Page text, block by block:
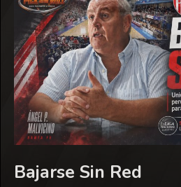
Bajarse Sin Red